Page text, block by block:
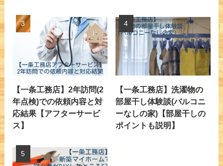
【一条工務店】2年訪問(2
年点検)での依頼内容と対
応結果【アフターサービ
ス】
【一条工務店】洗濯物の
部屋干し体験談(バルコニ
ーなしの家)【部屋干しの
ポイントも説明】